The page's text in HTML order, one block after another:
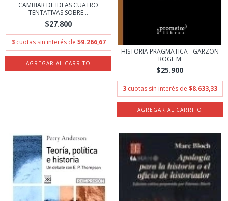
CAMBIAR DE IDEAS CUATRO
TENTATIVAS SOBRE...
$27.800
3 cuotas sin interés de $9.266,67
HISTORIA PRAGMATICA - GARZON
ROGE M
$25.900
3 cuotas sin interés de $8.633,33